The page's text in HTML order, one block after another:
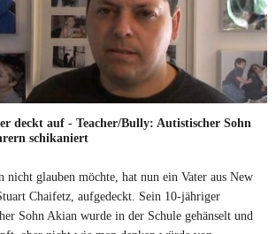
deckt auf - Teacher/Bully: Autistischer Sohn
schikaniert
nicht glauben möchte, hat nun ein Vater aus New
Chaifetz, aufgedeckt. Sein 10-jähriger
Sohn Akian wurde in der Schule gehänselt und